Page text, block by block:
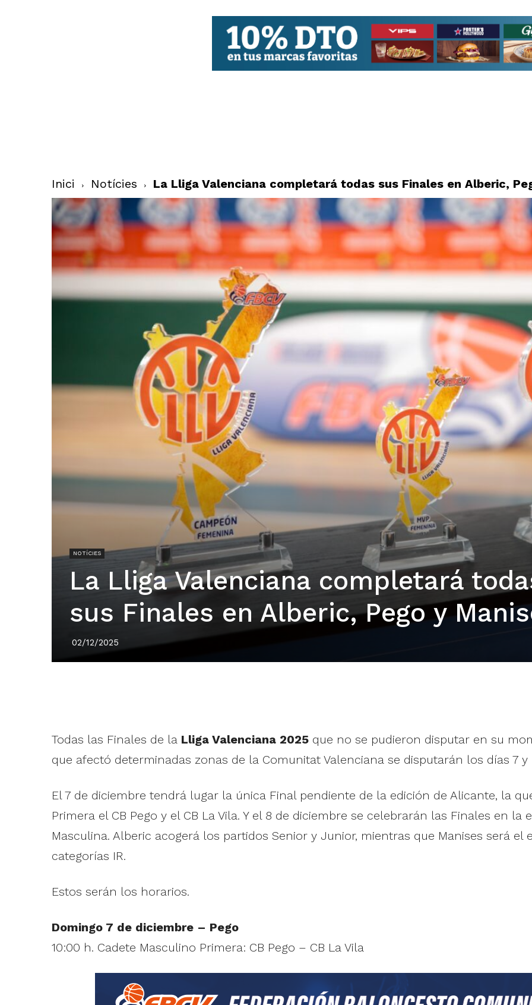
Inici Notícies La Lliga Valenciana completará todas sus Finales en Alberic,
NOTÍCIES
La Lliga Valenciana completará
sus Finales en Alberic, Pego y
02/12/2025
Todas las Finales de la Lliga Valenciana 2025que no se pudieron disputar en su
que afectó determinadas zonas de la Comunitat Valenciana se disputarán los días 7 y
El 7 de diciembre tendrá lugar la única Final pendiente de la edición de Alicante, la
Primera el CB Pego y el CB La Vila. Y el 8 de diciembre se celebrarán las Finales en la
Masculina. Alberic acogerá los partidos Senior y Junior, mientras que Manises será
categorías IR.
Estos serán los horarios.
Domingo 7 de diciembre – Pego
10:00 h. Cadete Masculino Primera: CB Pego – CB La Vila